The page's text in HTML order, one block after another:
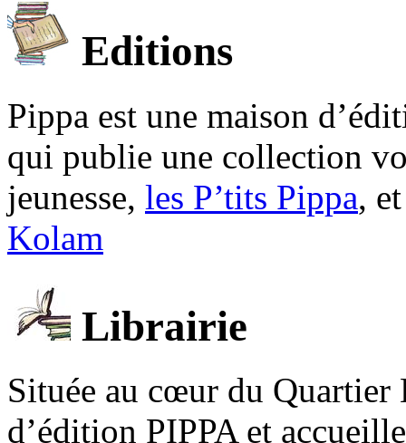
Editions
Pippa est une maison
qui publie une collection
jeunesse, les P’tits Pippa,
Kolam
Librairie
Située au cœur du Quartier
d’édition PIPPA et